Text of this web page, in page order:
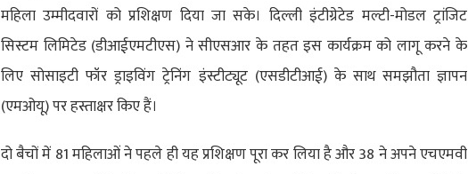
महिला उम्मीदवारों को प्रशिक्षण दिया जा सके। दिल्ली इंटीग्रेटेड मल्टी-मोडल ट्रांजिट
सिस्टम लिमिटेड (डीआईएमटीएस) ने सीएसआर के तहत इस कार्यक्रम को लागू करने के
लिए सोसाइटी फॉर ड्राइविंग ट्रेनिंग इंस्टीट्यूट (एसडीटीआई) के साथ समझौता ज्ञापन
(एमओयू) पर हस्ताक्षर किए हैं।
दो बैचों में 81 महिलाओं ने पहले ही यह प्रशिक्षण पूरा कर लिया है और 38 ने अपने एचएमवी